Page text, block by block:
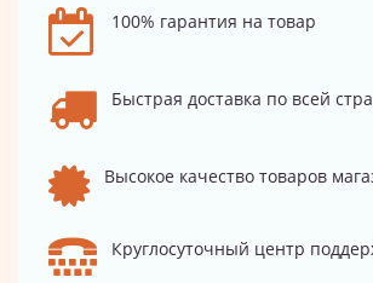
100% гарантия на товар
Быстрая доставка по всей
Высокое качество товаров
Круглосуточный центр